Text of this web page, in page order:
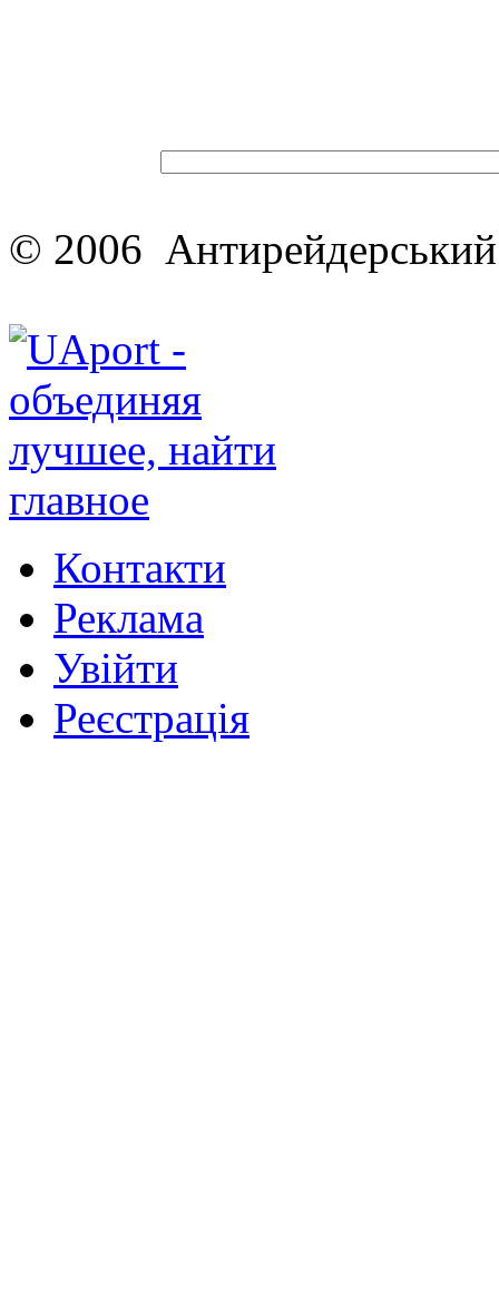
© 2006 Антирейдерський
Контакти
Реклама
Увійти
Реєстрація